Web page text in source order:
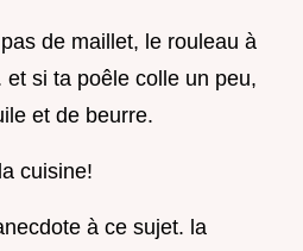
de maillet, le rouleau à
si ta poêle colle un peu,
et de beurre.
cuisine!
à ce sujet. la